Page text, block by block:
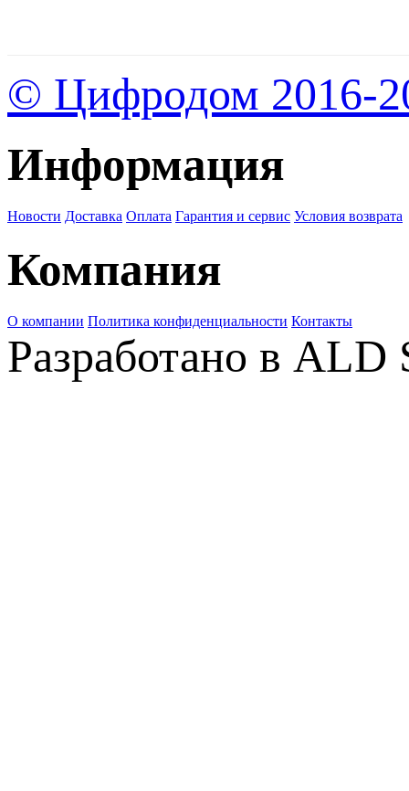
© Цифродом 2016-
Информация
Новости Доставка Оплата Гарантия и сервис Условия возврата
Компания
О компании Политика конфиденциальности Контакты
Разработано в ALD